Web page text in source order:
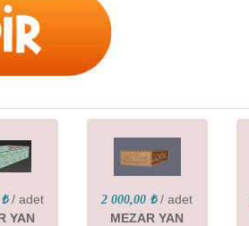
/ adet
YAN
2 000,00 ₺ / adet
MEZAR YAN